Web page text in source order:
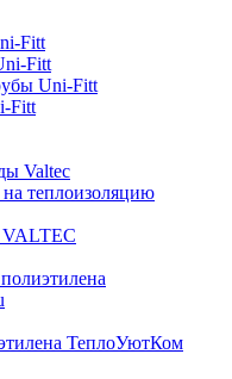
Fitt
Fitt
Uni-Fitt
Fitt
Valtec
теплоизоляцию
VALTEC
ТеплоУютКом